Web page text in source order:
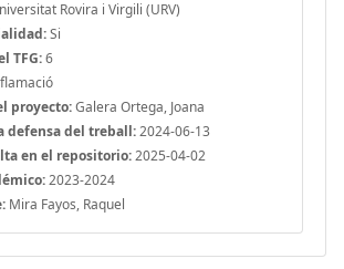
Rovira i Virgili (URV)
Si
TFG:6
proyecto:Galera Ortega, Joana
defensa del treball:2024-06-13
en el repositorio:2025-04-02
2023-2024
Mira Fayos, Raquel